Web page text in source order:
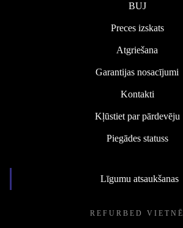
BUJ
Preces izskats
Atgriešana
Garantijas nosacījumi
Kontakti
Kļūstiet par pārdevēju
Piegādes statuss
Līgumu atsaukšanas
REFURBED VIETNĒ